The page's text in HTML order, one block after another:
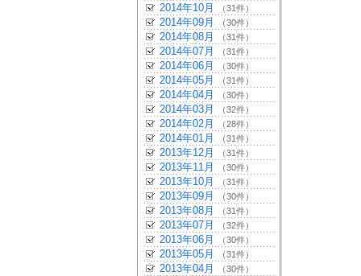
2014年10月 （31件）
2014年09月 （30件）
2014年08月 （31件）
2014年07月 （31件）
2014年06月 （30件）
2014年05月 （31件）
2014年04月 （30件）
2014年03月 （32件）
2014年02月 （28件）
2014年01月 （31件）
2013年12月 （31件）
2013年11月 （30件）
2013年10月 （31件）
2013年09月 （30件）
2013年08月 （31件）
2013年07月 （32件）
2013年06月 （30件）
2013年05月 （31件）
2013年04月 （30件）